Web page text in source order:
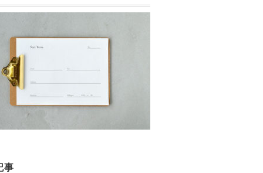
事